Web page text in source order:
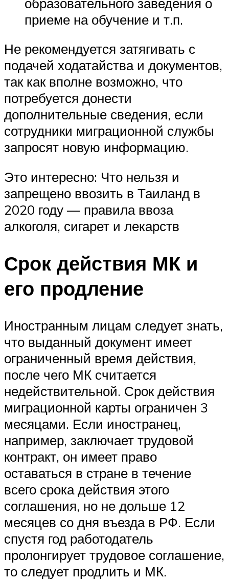
приеме на обучение и т.п.
Не рекомендуется затягивать с
подачей ходатайства и документов,
так как вполне возможно, что
потребуется донести
дополнительные сведения, если
сотрудники миграционной службы
запросят новую информацию.
Это интересно: Что нельзя и
запрещено ввозить в Таиланд в
2020 году — правила ввоза
алкоголя, сигарет и лекарств
Срок действия МК и
его продление
Иностранным лицам следует знать,
что выданный документ имеет
ограниченный время действия,
после чего МК считается
недействительной. Срок действия
миграционной карты ограничен 3
месяцами. Если иностранец,
например, заключает трудовой
контракт, он имеет право
оставаться в стране в течение
всего срока действия этого
соглашения, но не дольше 12
месяцев со дня въезда в РФ. Если
спустя год работодатель
пролонгирует трудовое соглашение,
то следует продлить и МК.